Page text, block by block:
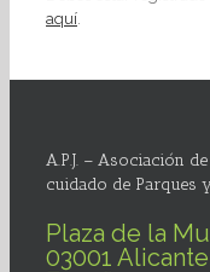
aquí.
A.P.J. – Asociación
cuidado de Parques
Plaza de la
03001